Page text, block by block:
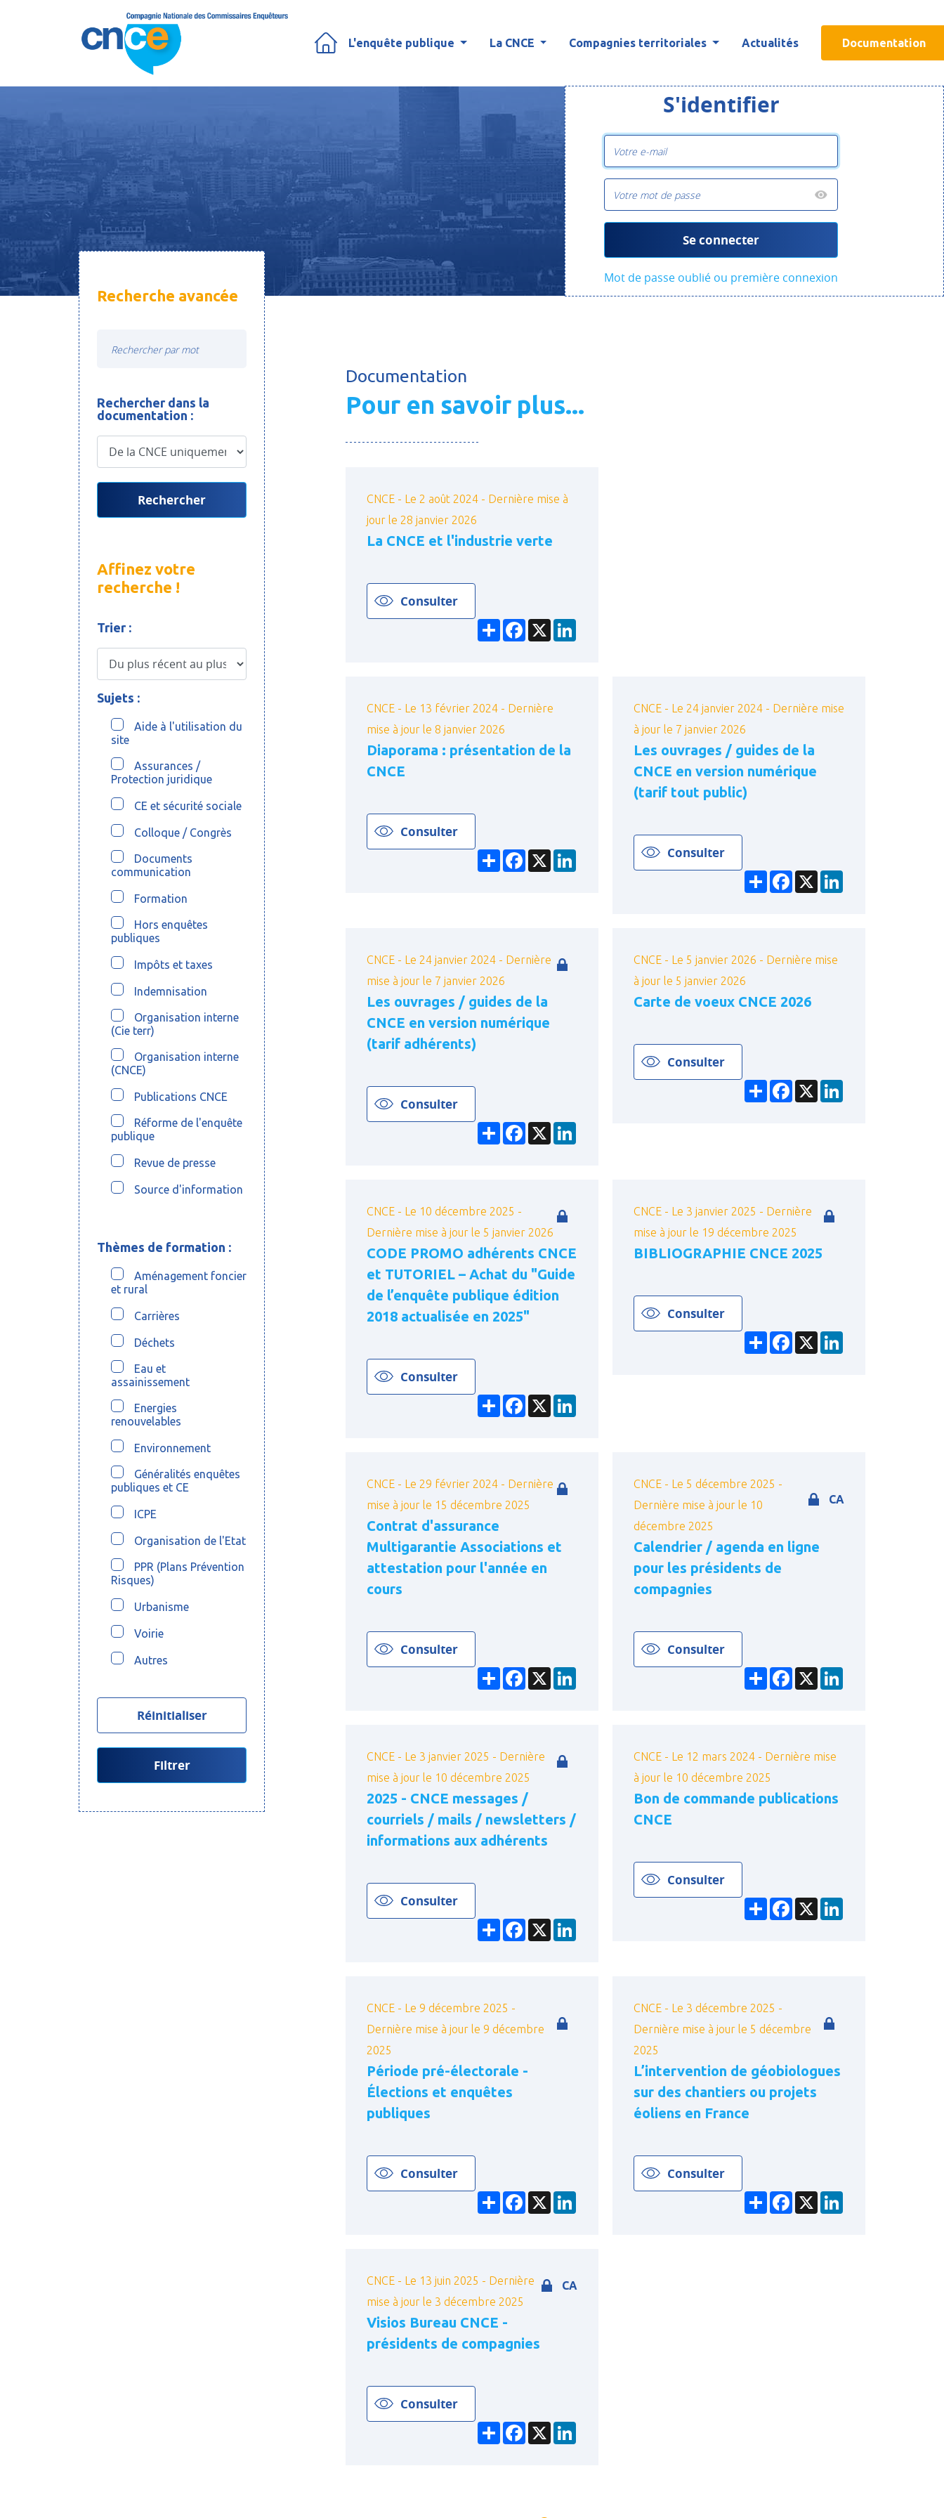
L'enquête publique La CNCE Compagnies territoriales Actualités Documentation
S'identifier
Se connecter
Mot de passe oublié ou première connexion
Recherche avancée
Rechercher dans la
documentation :
Rechercher
Affinez votre
recherche !
Trier :
Sujets :
Aide à l'utilisation du
site
Assurances /
Protection juridique
CE et sécurité sociale
Colloque / Congrès
Documents
communication
Formation
Hors enquêtes
publiques
Impôts et taxes
Indemnisation
Organisation interne
(Cie terr)
Organisation interne
(CNCE)
Publications CNCE
Réforme de l'enquête
publique
Revue de presse
Source d'information
Thèmes de formation :
Aménagement foncier
et rural
Carrières
Déchets
Eau et
assainissement
Energies
renouvelables
Environnement
Généralités enquêtes
publiques et CE
ICPE
Organisation de l'Etat
PPR (Plans Prévention
Risques)
Urbanisme
Voirie
Autres
Réinitialiser
Filtrer
Documentation
Pour en savoir plus...
CNCE - Le 2 août 2024 - Dernière mise à
jour le 28 janvier 2026
La CNCE et l'industrie verte
Consulter
PartagerFacebook
X
CNCE - Le 13 février 2024 - Dernière
mise à jour le 8 janvier 2026
Diaporama : présentation de la
CNCE
Consulter
PartagerFacebook
X
CNCE - Le 24 janvier 2024 - Dernière mise
à jour le 7 janvier 2026
Les ouvrages / guides de la
CNCE en version numérique
(tarif tout public)
Consulter
PartagerFacebook
X
CNCE - Le 24 janvier 2024 - Dernière
mise à jour le 7 janvier 2026
Les ouvrages / guides de la
CNCE en version numérique
(tarif adhérents)
Consulter
PartagerFacebook
X
CNCE - Le 5 janvier 2026 - Dernière mise
à jour le 5 janvier 2026
Carte de voeux CNCE 2026
Consulter
PartagerFacebook
X
CNCE - Le 10 décembre 2025 -
Dernière mise à jour le 5 janvier 2026
CODE PROMO adhérents CNCE
et TUTORIEL – Achat du "Guide
de l’enquête publique édition
2018 actualisée en 2025"
Consulter
PartagerFacebook
X
CNCE - Le 3 janvier 2025 - Dernière
mise à jour le 19 décembre 2025
BIBLIOGRAPHIE CNCE 2025
Consulter
PartagerFacebook
X
CNCE - Le 29 février 2024 - Dernière
mise à jour le 15 décembre 2025
Contrat d'assurance
Multigarantie Associations et
attestation pour l'année en
cours
Consulter
PartagerFacebook
X
CNCE - Le 5 décembre 2025 -
Dernière mise à jour le 10
décembre 2025
CA
Calendrier / agenda en ligne
pour les présidents de
compagnies
Consulter
PartagerFacebook
X
CNCE - Le 3 janvier 2025 - Dernière
mise à jour le 10 décembre 2025
2025 - CNCE messages /
courriels / mails / newsletters /
informations aux adhérents
Consulter
PartagerFacebook
X
CNCE - Le 12 mars 2024 - Dernière mise
à jour le 10 décembre 2025
Bon de commande publications
CNCE
Consulter
PartagerFacebook
X
CNCE - Le 9 décembre 2025 -
Dernière mise à jour le 9 décembre
2025
Période pré-électorale -
Élections et enquêtes
publiques
Consulter
PartagerFacebook
X
CNCE - Le 3 décembre 2025 -
Dernière mise à jour le 5 décembre
2025
L’intervention de géobiologues
sur des chantiers ou projets
éoliens en France
Consulter
PartagerFacebook
X
CNCE - Le 13 juin 2025 - Dernière
mise à jour le 3 décembre 2025
CA
Visios Bureau CNCE -
présidents de compagnies
Consulter
PartagerFacebook
X